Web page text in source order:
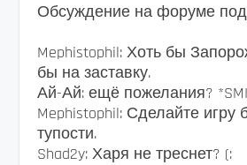
Обсуждение на форуме
Mephistophil: Хоть бы
бы на заставку.
Ай-Ай: ещё пожелания?
Mephistophil: Сделайте игру
тупости.
Shad2y: Харя не треснет? (: